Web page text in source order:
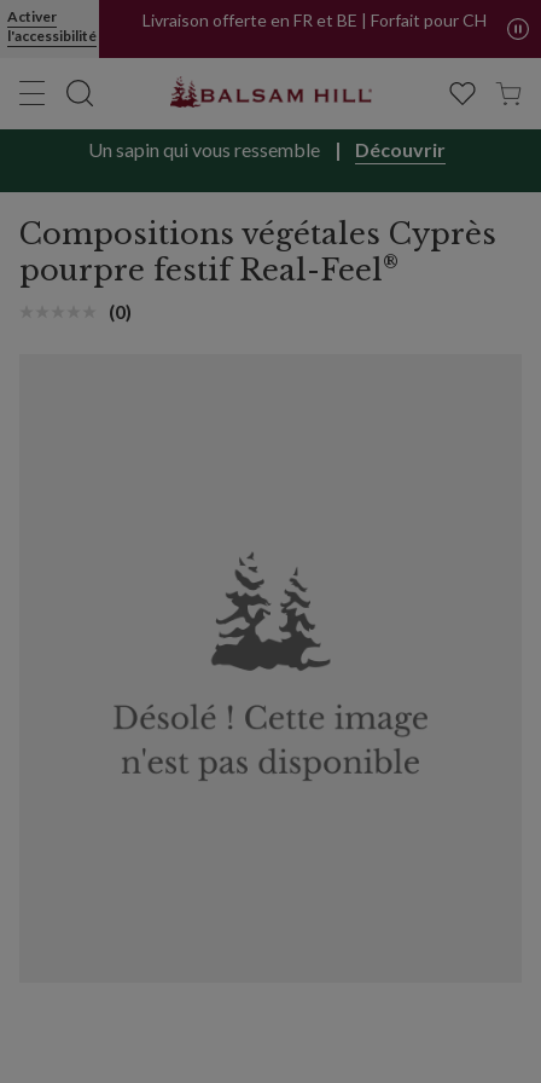
Activer
l'accessibilité
Livraison offerte en FR et BE | Forfait pour CH
Un sapin qui vous ressemble Découvrir
Compositions végétales Cyprès
pourpre festif Real-Feel®
(0)